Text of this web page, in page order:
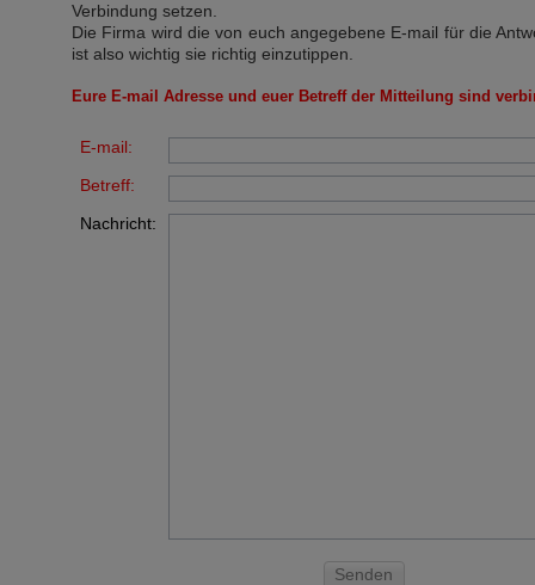
Verbindung setzen.
Die Firma wird die von euch angegebene E-mail für die
ist also wichtig sie richtig einzutippen.
Eure E-mail Adresse und euer Betreff der Mitteilung sind
E-mail:
Betreff:
Nachricht:
Senden